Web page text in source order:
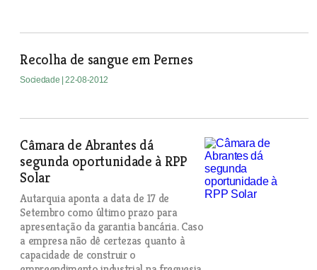
Recolha de sangue em Pernes
Sociedade | 22-08-2012
Câmara de Abrantes dá
segunda oportunidade à RPP
Solar
Autarquia aponta a data de 17 de
Setembro como último prazo para
apresentação da garantia bancária. Caso
a empresa não dê certezas quanto à
capacidade de construir o